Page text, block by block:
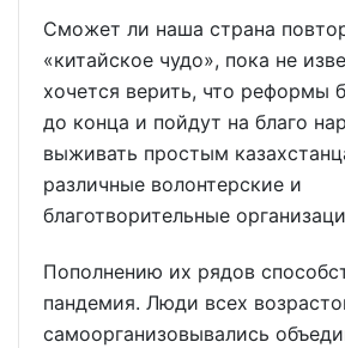
Сможет ли наша страна
«китайское чудо», пока не
хочется верить, что реформы
до конца и пойдут на благо
выживать простым
различные волонтерские и
благотворительные
Пополнению их рядов
пандемия. Люди всех
самоорганизовывались